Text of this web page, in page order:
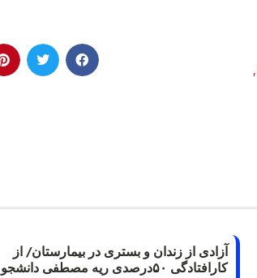
,
آزادی از زندان و بستری در بیمارستان/ از
کارافتادگی ۵۰درصدی ریه مصطفی دانشجو